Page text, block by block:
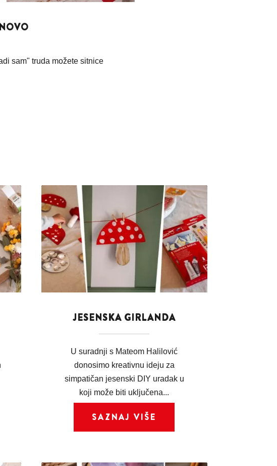
sam" truda možete sitnice
JESENSKA GIRLANDA
U suradnji s Mateom Halilović
donosimo kreativnu ideju za
simpatičan jesenski DIY uradak u
koji može biti uključena...
SAZNAJ VIŠE